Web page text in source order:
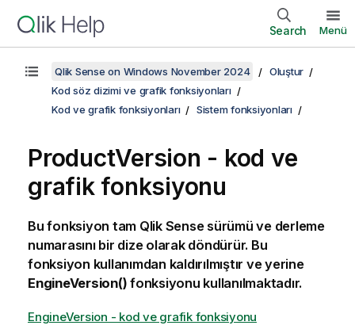
Search Menü
Qlik Sense on Windows November 2024
Oluştur
Kod söz dizimi ve grafik fonksiyonları
Kod ve grafik fonksiyonları
Sistem fonksiyonları
ProductVersion - kod ve
grafik fonksiyonu
Bu fonksiyon tam Qlik Sensesürümü ve derleme
numarasını bir dize olarak döndürür. Bu
fonksiyon kullanımdan kaldırılmıştır ve yerine
EngineVersion() fonksiyonu kullanılmaktadır.
EngineVersion - kod ve grafik fonksiyonu